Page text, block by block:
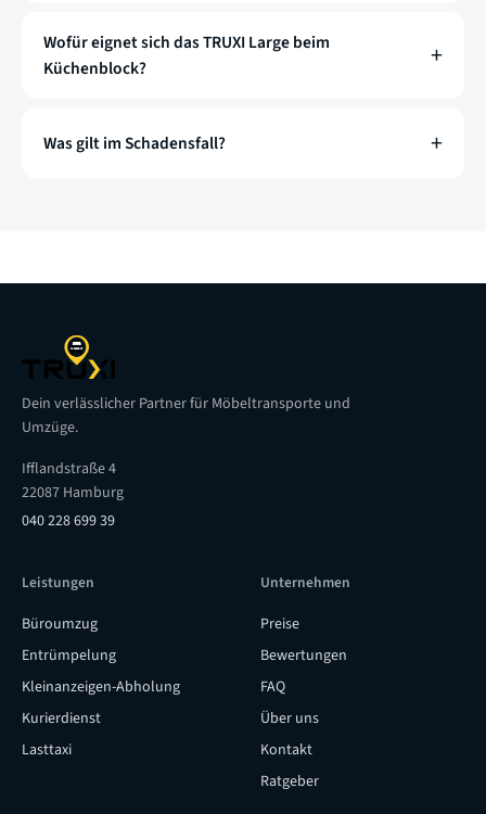
Wofür eignet sich das TRUXI Large beim
Küchenblock?
Was gilt im Schadensfall?
Dein verlässlicher Partner für Möbeltransporte und
Umzüge.
Ifflandstraße 4
22087 Hamburg
040 228 699 39
Leistungen
Büroumzug
Entrümpelung
Kleinanzeigen-Abholung
Kurierdienst
Lasttaxi
Unternehmen
Preise
Bewertungen
FAQ
Über uns
Kontakt
Ratgeber